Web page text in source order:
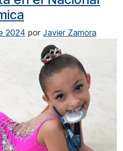
2024 por Javier Zamora